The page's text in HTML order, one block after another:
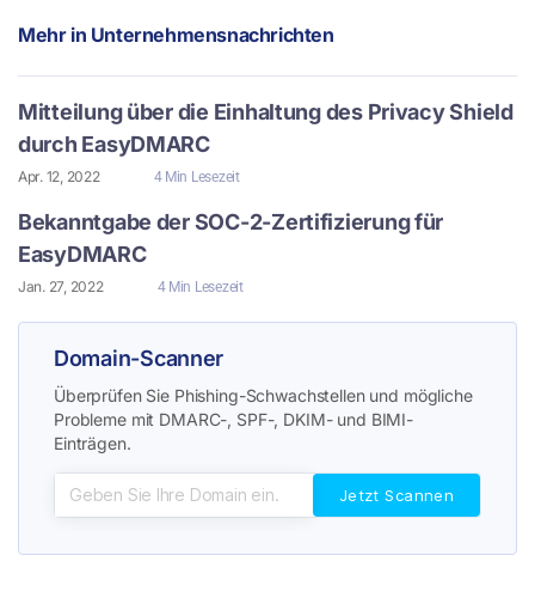
Mehr in Unternehmensnachrichten
Mitteilung über die Einhaltung des Privacy Shield
durch EasyDMARC
Apr. 12, 2022 4 Min Lesezeit
Bekanntgabe der SOC-2-Zertifizierung für
EasyDMARC
Jan. 27, 2022 4 Min Lesezeit
Domain-Scanner
Überprüfen Sie Phishing-Schwachstellen und mögliche
Probleme mit DMARC-, SPF-, DKIM- und BIMI-
Einträgen.